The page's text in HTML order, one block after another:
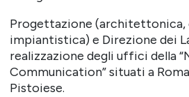
Progettazione (architettonica,
impiantistica) e Direzione dei
realizzazione degli uffici della
Communication” situati a
Pistoiese.